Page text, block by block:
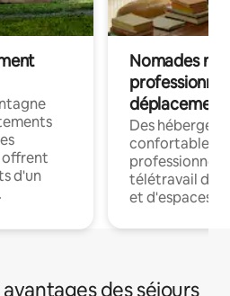
offrent
d'un
Nomades
déplacement
Des
confortables
professionnels
télétravail
et d'espaces
des séjours